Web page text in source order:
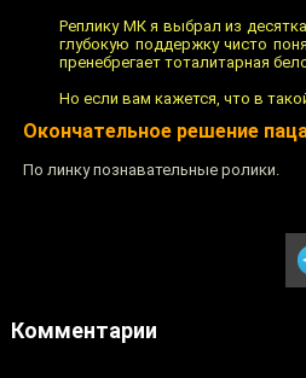
Реплику МК я выбрал из
глубокую поддержку чисто
пренебрегает тоталитарная
Но если вам кажется, что в
Окончательное решение
По линку познавательные ролики.
Комментарии